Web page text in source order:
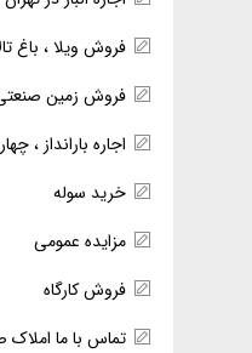
فروش ویلا ، باغ
فروش زمین
اجاره بارانداز ،
خرید سوله
مزایده عمومی
فروش کارگاه
تماس با ما